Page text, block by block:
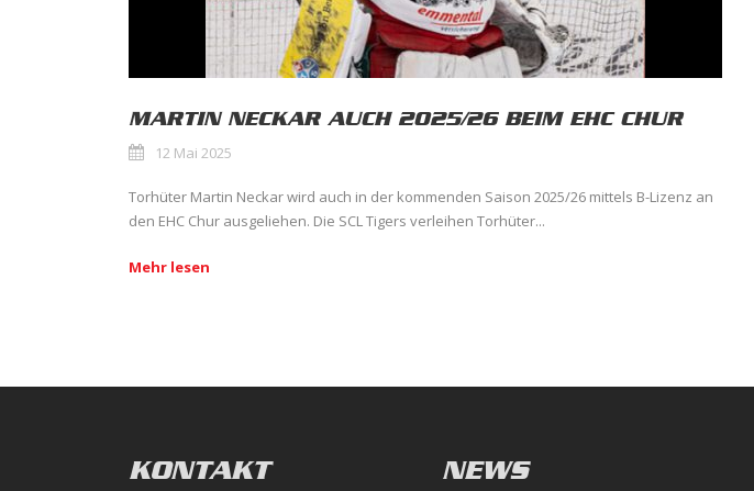
MARTIN NECKAR AUCH 2025/26 BEIM EHC CHUR
12 Mai 2025
Torhüter Martin Neckar wird auch in der kommenden Saison 2025/26 mittels B-Lizenz an
den EHC Chur ausgeliehen. Die SCL Tigers verleihen Torhüter...
Mehr lesen
KONTAKT NEWS